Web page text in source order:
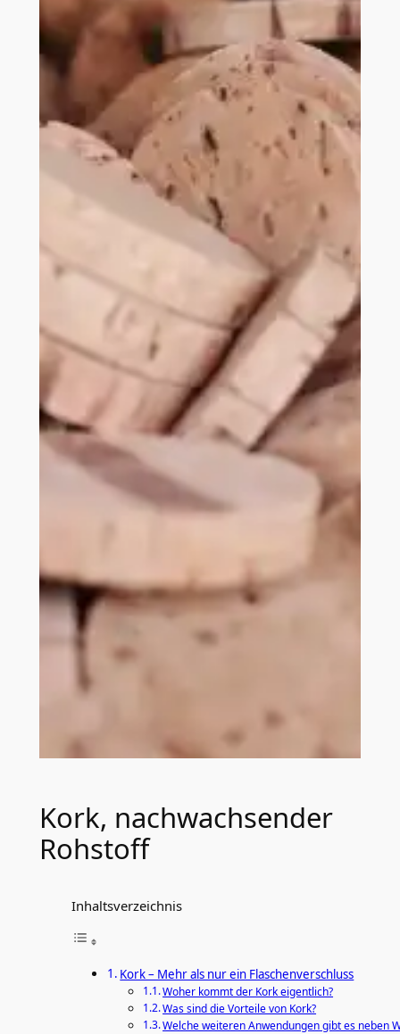
Kork, nachwachsender
Rohstoff
Inhaltsverzeichnis
Kork – Mehr als nur ein Flaschenverschluss
Woher kommt der Kork eigentlich?
Was sind die Vorteile von Kork?
Welche weiteren Anwendungen gibt es neben